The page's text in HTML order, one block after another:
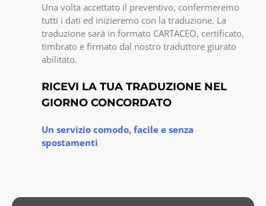
Una volta accettato il preventivo, confermeremo
tutti i dati ed inizieremo con la traduzione. La
traduzione sarà in formato CARTACEO, certificato,
timbrato e firmato dal nostro traduttore giurato
abilitato.
RICEVI LA TUA TRADUZIONE NEL
GIORNO CONCORDATO
Un servizio comodo, facile e senza
spostamenti